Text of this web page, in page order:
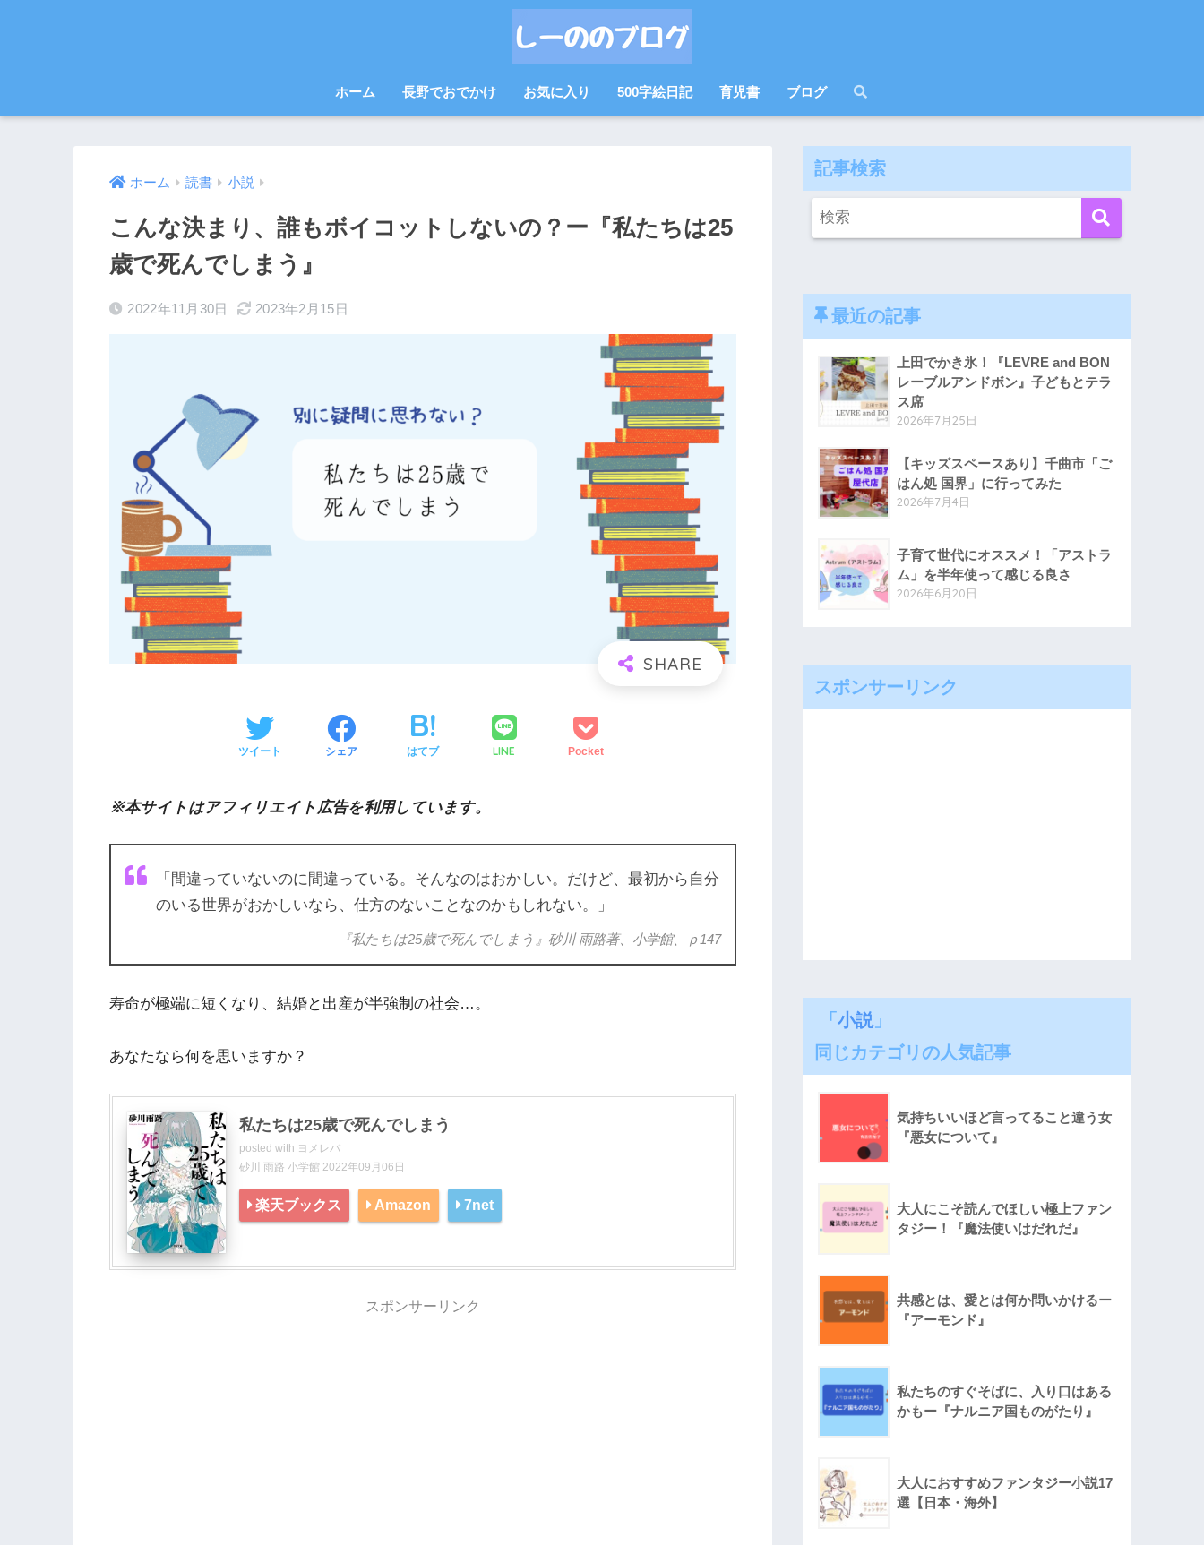
ホーム 長野でおでかけ お気に入り 500字絵日記 育児書 ブログ
ホーム 読書 小説
こんな決まり、誰もボイコットしないの？ー『私たちは25
歳で死んでしまう』
2022年11月30日 2023年2月15日
ツイート シェア はてブ LINE Pocket
※本サイトはアフィリエイト広告を利用しています。
「間違っていないのに間違っている。そんなのはおかしい。だけど、最初から自分
のいる世界がおかしいなら、仕方のないことなのかもしれない。」
『私たちは25歳で死んでしまう』砂川 雨路著、小学館、ｐ147
寿命が極端に短くなり、結婚と出産が半強制の社会…。
あなたなら何を思いますか？
私たちは25歳で死んでしまう
posted with ヨメレバ
砂川 雨路 小学館 2022年09月06日
楽天ブックス Amazon 7net
スポンサーリンク
記事検索
最近の記事
上田でかき氷！『LEVRE and BON
レーブルアンドボン』子どもとテラ
ス席
2026年7月25日
【キッズスペースあり】千曲市「ご
はん処 国界」に行ってみた
2026年7月4日
子育て世代にオススメ！「アストラ
ム」を半年使って感じる良さ
2026年6月20日
スポンサーリンク
「小説」
同じカテゴリの人気記事
気持ちいいほど言ってること違う女
『悪女について』
大人にこそ読んでほしい極上ファン
タジー！『魔法使いはだれだ』
共感とは、愛とは何か問いかけるー
『アーモンド』
私たちのすぐそばに、入り口はある
かもー『ナルニア国ものがたり』
大人におすすめファンタジー小説17
選【日本・海外】